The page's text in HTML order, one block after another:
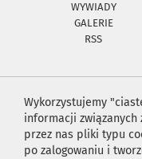
WYWIADY
GALERIE
RSS
Wykorzystujemy
informacji związanych
przez nas pliki typu
po zalogowaniu i